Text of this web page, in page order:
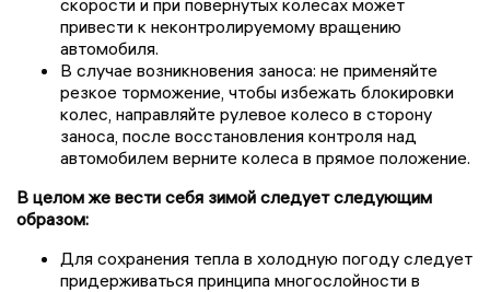
привести к неконтролируемому вращению
автомобиля.
В случае возникновения заноса: не применяйте
резкое торможение, чтобы избежать блокировки
колес, направляйте рулевое колесо в сторону
заноса, после восстановления контроля над
автомобилем верните колеса в прямое положение.
В целом же вести себя зимой следует следующим
образом:
Для сохранения тепла в холодную погоду следует
придерживаться принципа многослойности в